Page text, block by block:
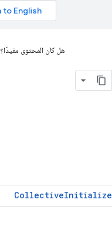
هل كان المحتوى مفيدًا؟
CollectiveInitialize